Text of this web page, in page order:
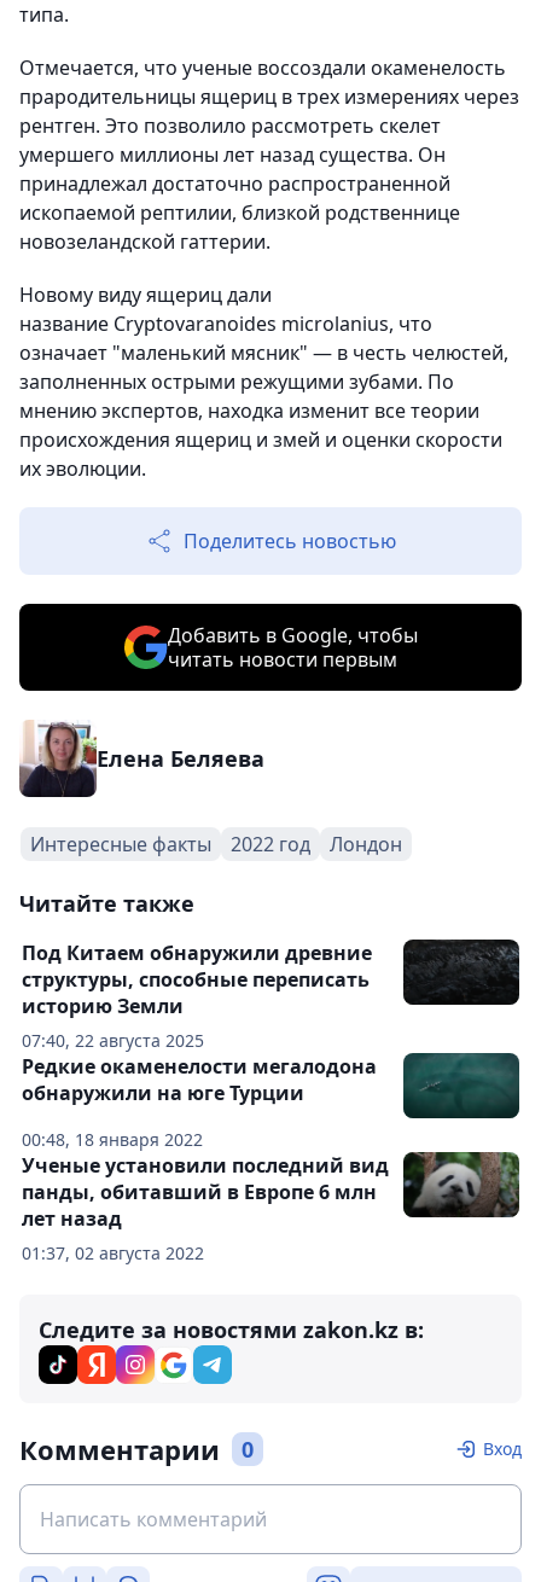
типа.
Отмечается, что ученые воссоздали окаменелость
прародительницы ящериц в трех измерениях через
рентген. Это позволило рассмотреть скелет
умершего миллионы лет назад существа. Он
принадлежал достаточно распространенной
ископаемой рептилии, близкой родственнице
новозеландской гаттерии.
Новому виду ящериц дали
название Cryptovaranoides microlanius, что
означает "маленький мясник" — в честь челюстей,
заполненных острыми режущими зубами. По
мнению экспертов, находка изменит все теории
происхождения ящериц и змей и оценки скорости
их эволюции.
Поделитесь новостью
Добавить в Google, чтобы
читать новости первым
Елена Беляева
Интересные факты 2022 год Лондон
Читайте также
07:40, 22 августа 2025
Под Китаем обнаружили древние
структуры, способные переписать
историю Земли
00:48, 18 января 2022
Редкие окаменелости мегалодона
обнаружили на юге Турции
01:37, 02 августа 2022
Ученые установили последний вид
панды, обитавший в Европе 6 млн
лет назад
Следите за новостями zakon.kz в:
Комментарии 0 Вход